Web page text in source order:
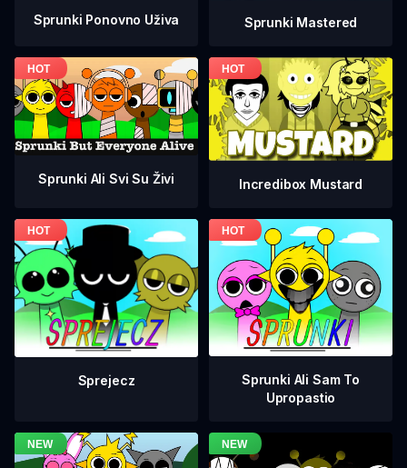
Sprunki Ponovno Uživa Sprunki Mastered
Sprunki Ali Svi Su Živi Incredibox Mustard
Sprejecz
Sprunki Ali Sam To
Upropastio